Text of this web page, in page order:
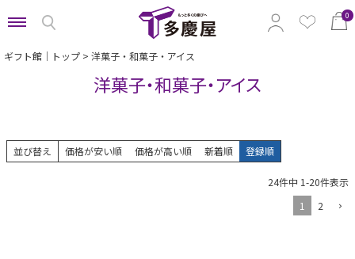
0
特集から選ぶ
カテゴリから選ぶ
ギフト館｜トップ 洋菓子・和菓子・アイス
洋菓子・和菓子・アイス
並び替え 価格が安い順 価格が高い順 新着順 登録順
24件中 1-20件表示
1
2